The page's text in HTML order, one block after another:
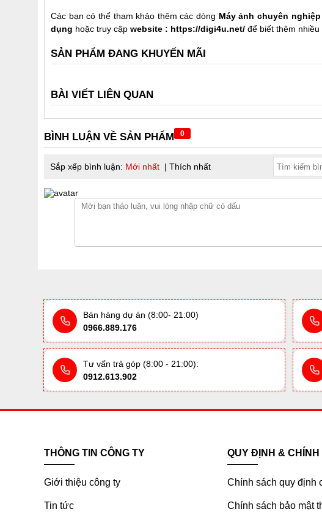
Các bạn có thể tham khảo thêm các dòng Máy ảnh chuyên nghiệp
dụng hoặc truy cập website : https://digi4u.net/ để biết thêm
SẢN PHẨM ĐANG KHUYẾN MÃI
BÀI VIẾT LIÊN QUAN
BÌNH LUẬN VỀ SẢN PHẨM 0
Sắp xếp bình luận: Mới nhất | Thích nhất
Bán hàng dự án (8:00- 21:00)
0966.889.176
Tư vấn trả góp (8:00 - 21:00):
0912.613.902
THÔNG TIN CÔNG TY
Giới thiệu công ty
Tin tức
QUY ĐỊNH & CHÍNH
Chính sách quy định
Chính sách bảo mật